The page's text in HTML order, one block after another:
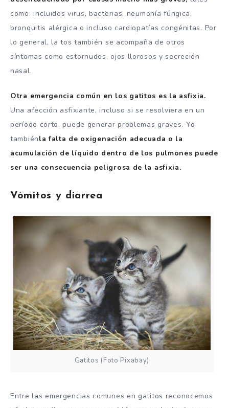
como: incluidos virus, bacterias, neumonía fúngica,
bronquitis alérgica o incluso cardiopatías congénitas. Por
lo general, la tos también se acompaña de otros
síntomas como estornudos, ojos llorosos y secreción
nasal.
Otra emergencia común en los gatitos es la asfixia.
Una afección asfixiante, incluso si se resolviera en un
período corto, puede generar problemas graves. Yo
tambiénla falta de oxigenación adecuada o la
acumulación de líquido dentro de los pulmones puede
ser una consecuencia peligrosa de la asfixia.
Vómitos y diarrea
Gatitos (Foto Pixabay)
Entre las emergencias comunes en gatitos reconocemos